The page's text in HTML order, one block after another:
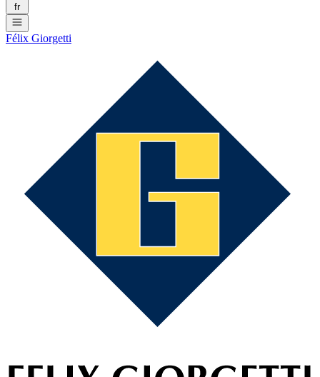
fr
Félix Giorgetti